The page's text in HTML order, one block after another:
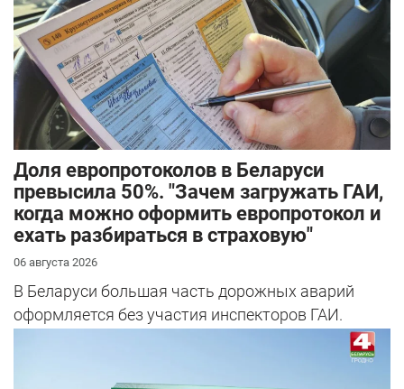
Доля европротоколов в Беларуси
превысила 50%. "Зачем загружать ГАИ,
когда можно оформить европротокол и
ехать разбираться в страховую"
06 августа 2026
В Беларуси большая часть дорожных аварий
оформляется без участия инспекторов ГАИ.